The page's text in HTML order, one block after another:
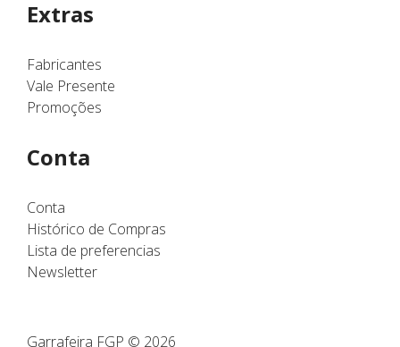
Extras
Fabricantes
Vale Presente
Promoções
Conta
Conta
Histórico de Compras
Lista de preferencias
Newsletter
Garrafeira FGP © 2026